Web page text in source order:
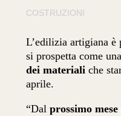
COSTRUZIONI
L’edilizia artigiana è
si prospetta come
dei materiali che
aprile.
“Dalprossimo mese